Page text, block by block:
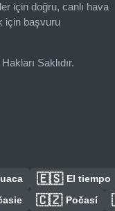
için doğru, canlı hava
için başvuru
Saklıdır.
🇪🇸 El tiempo
🇨🇿 Počasí